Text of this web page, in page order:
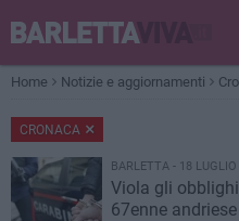
Home Notizie e aggiornamenti
CRONACA
BARLETTA - 18
Viola gli
67enne andriese